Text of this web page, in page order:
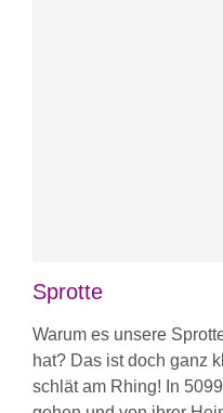
Sprotte
Warum es unsere
hat? Das ist doch ganz
schlät am Rhing! In